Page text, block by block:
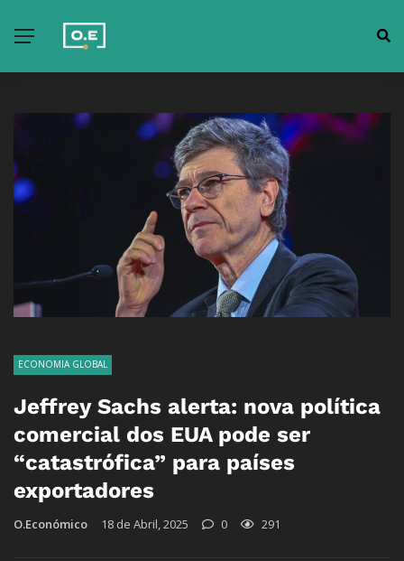
ECONOMIA GLOBAL
Jeffrey Sachs alerta: nova política
comercial dos EUA pode ser
“catastrófica” para países
exportadores
O.Económico 18 de Abril, 2025 0 291